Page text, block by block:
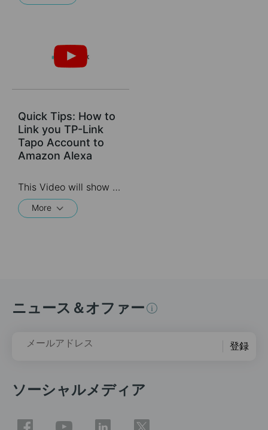
Quick Tips: How to
Link you TP-Link
Tapo Account to
Amazon Alexa
This Video will show you how to integrate your Tapo account to Amazon Alexa
More
ニュース＆オファー
メールアドレス 登録
ソーシャルメディア